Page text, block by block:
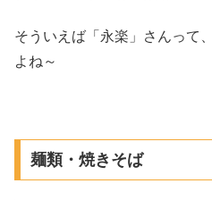
そういえば「永楽」さんって
よね～
麺類・焼きそば